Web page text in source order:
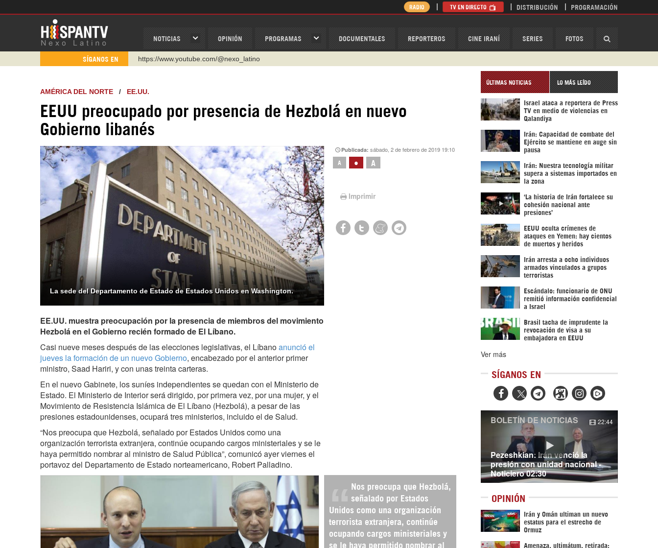
NOTICIAS OPINIÓN PROGRAMAS DOCUMENTALES REPORTEROS CINE IRANÍ SERIES FOTOS
RADIO TV EN DIRECTO DISTRIBUCIÓN PROGRAMACIÓN
SÍGANOS EN
https://www.youtube.com/@nexo_latino
https://t.me/hispantvcanal
WhatsApp y Viber: +98 921 79 29 404
Instagram como: hispan_tv
https://www.facebook.com/Nexolatino.Canal
AMÉRICA DEL NORTE / EE.UU.
EEUU preocupado por presencia de Hezbolá en nuevo
Gobierno libanés
La sede del Departamento de Estado de Estados Unidos en Washington.
Publicada:sábado, 2 de febrero de 2019 19:10
A • A
Imprimir
EE.UU. muestra preocupación por la presencia de miembros del movimiento
Hezbolá en el Gobierno recién formado de El Líbano.
Casi nueve meses después de las elecciones legislativas, el Líbanoanunció el
jueves la formación de un nuevo Gobierno, encabezado por el anterior primer
ministro, Saad Hariri, y con unas treinta carteras.
En el nuevo Gabinete, los suníes independientes se quedan con el Ministerio de
Estado. El Ministerio de Interior será dirigido, por primera vez, por una mujer, y el
Movimiento de Resistencia Islámica de El Líbano (Hezbolá), a pesar de las
presiones estadounidenses, ocupará tres ministerios, incluido el de Salud.
“Nos preocupa que Hezbolá, señalado por Estados Unidos como una
organización terrorista extranjera, continúe ocupando cargos ministeriales y se le
haya permitido nombrar al ministro de Salud Pública”, comunicó ayer viernes el
portavoz del Departamento de Estado norteamericano, Robert Palladino.
Nos preocupa que Hezbolá,
señalado por Estados
Unidos como una organización
terrorista extranjera, continúe
ocupando cargos ministeriales y
se le haya permitido nombrar al
ÚLTIMAS NOTICIAS LO MÁS LEÍDO
Israel ataca a reportera de Press
TV en medio de violencias en
Qalandiya
Irán: Capacidad de combate del
Ejército se mantiene en auge sin
pausa
Irán: Nuestra tecnología militar
supera a sistemas importados en
la zona
‘La historia de Irán fortalece su
cohesión nacional ante
presiones’
EEUU oculta crímenes de
ataques en Yemen: hay cientos
de muertos y heridos
Irán arresta a ocho individuos
armados vinculados a grupos
terroristas
Escándalo: funcionario de ONU
remitió información confidencial
a Israel
Brasil tacha de imprudente la
revocación de visa a su
embajadora en EEUU
Ver más
SÍGANOS EN
  
Pezeshkian: Irán venció la
presión con unidad nacional -
Noticiero 02:30
BOLETÍN DE NOTICIAS 22:44
OPINIÓN
Irán y Omán ultiman un nuevo
estatus para el estrecho de
Ormuz
Amenaza, ultimátum, retirada: